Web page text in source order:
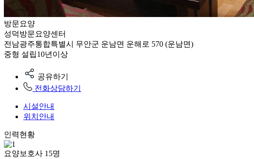
방문요양
성덕방문요양센터
전남광주통합특별시 무안군 운남면 운해로 570 (운남면)
중형 설립10년이상
공유하기
전화상담하기
시설안내
위치안내
인력현황
요양보호사 15명